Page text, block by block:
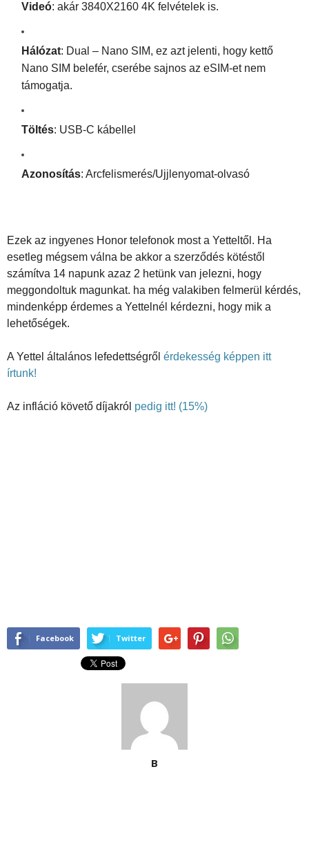
Videó: akár 3840X2160 4K felvételek is.
Hálózat: Dual – Nano SIM, ez azt jelenti, hogy kettő
Nano SIM belefér, cserébe sajnos az eSIM-et nem
támogatja.
Töltés: USB-C kábellel
Azonosítás: Arcfelismerés/Ujjlenyomat-olvasó
Ezek az ingyenes Honor telefonok most a Yetteltől. Ha
esetleg mégsem válna be akkor a szerződés kötéstől
számítva 14 napunk azaz 2 hetünk van jelezni, hogy
meggondoltuk magunkat. ha még valakiben felmerül kérdés,
mindenképp érdemes a Yettelnél kérdezni, hogy mik a
lehetőségek.
A Yettel általános lefedettségről érdekesség képpen itt
írtunk!
Az infláció követő díjakról pedig itt! (15%)
Facebook Twitter
B